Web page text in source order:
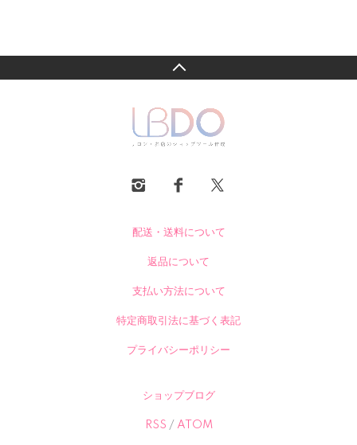
配送・送料について
返品について
支払い方法について
特定商取引法に基づく表記
プライバシーポリシー
ショップブログ
RSS / ATOM